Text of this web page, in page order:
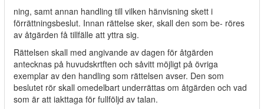
ning, samt annan handling till vilken hänvisning skett i
förrättningsbeslut. Innan rättelse sker, skall den som be- röres
av åtgärden få tillfälle att yttra sig.
Rättelsen skall med angivande av dagen för åtgärden
antecknas på huvudskrtften och såvitt möjligt på övriga
exemplar av den handling som rättelsen avser. Den som
beslutet rör skall omedelbart underrättas om åtgärden och vad
som är att iakttaga för fullföljd av talan.